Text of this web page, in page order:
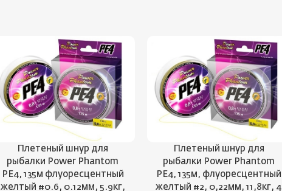
Плетеный шнур для
рыбалки Power Phantom
PE4, 135м флуоресцентный
желтый #0.6, 0.12мм, 5.9кг,
Плетеный шнур для
рыбалки Power Phantom
PE4, 135м, флуоресцентный
желтый #2, 0,22мм, 11,8кг, 4